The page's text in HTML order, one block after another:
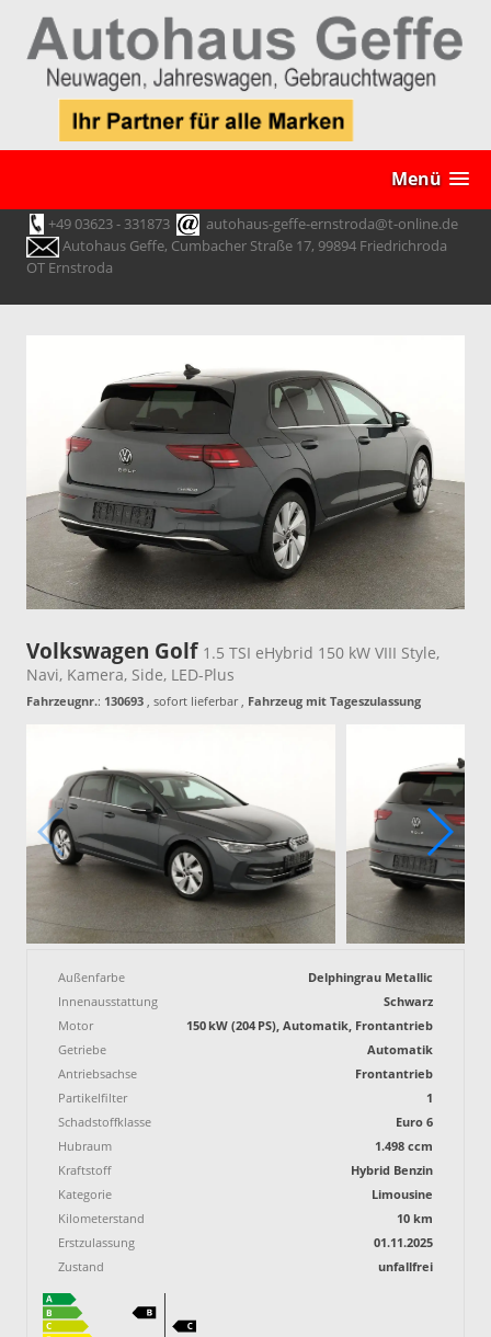
Menü
+49 03623 - 331873
autohaus-geffe-ernstroda@t-online.de
Autohaus Geffe, Cumbacher Straße 17, 99894 Friedrichroda
OT Ernstroda
Volkswagen Golf 1.5 TSI eHybrid 150 kW VIII Style,
Navi, Kamera, Side, LED-Plus
Fahrzeugnr.: 130693 , sofort lieferbar, Fahrzeug mit Tageszulassung
Außenfarbe
Delphingrau Metallic
Innenausstattung
Schwarz
Motor
150 kW (204 PS), Automatik, Frontantrieb
Getriebe
Automatik
Antriebsachse
Frontantrieb
Partikelfilter
1
Schadstoffklasse
Euro 6
Hubraum
1.498 ccm
Kraftstoff
Hybrid Benzin
Kategorie
Limousine
Kilometerstand
10 km
Erstzulassung
01.11.2025
Zustand
unfallfrei